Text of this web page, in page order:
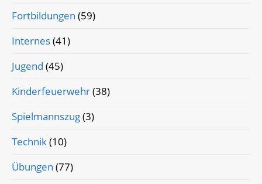
Fortbildungen (59)
Internes(41)
Jugend (45)
Kinderfeuerwehr(38)
Spielmannszug(3)
Technik(10)
Übungen (77)